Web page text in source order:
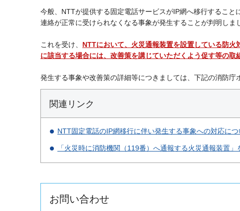
今般、NTTが提供する固定電話サービスがIP網へ移行するこ
連絡が正常に受けられなくなる事象が発生することが判明しま
これを受け、 NTTにおいて、火災通報装置を設置している防
に該当する場合には、改善策を講じていただくよう促す等の取
発生する事象や改善策の詳細等につきましては、下記の消防庁
関連リンク
NTT固定電話のIP網移行に伴い発生する事象への対応につ
「火災時に消防機関（119番）へ通報する火災通報装置
お問い合わせ